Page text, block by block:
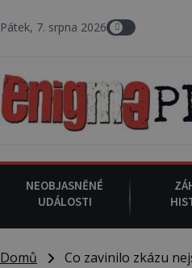
Pátek, 7. srpna 2026
NEOBJASNĚNÉ
UDÁLOSTI
Domů Co zavinilo zkázu